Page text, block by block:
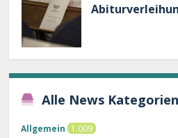
Alle News Kategorien
Allgemein
1.009